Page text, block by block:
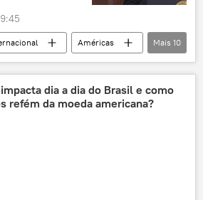
investidoresAméricas
Trump
Ucrânia
sanções
EUA
Mais 10
dia a dia do Brasil e como
refém da moeda americana?